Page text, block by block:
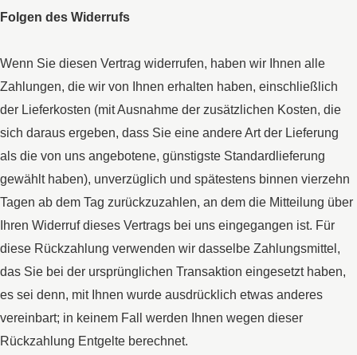
Folgen des Widerrufs
Wenn Sie diesen Vertrag widerrufen, haben wir Ihnen alle
Zahlungen, die wir von Ihnen erhalten haben, einschließlich
der Lieferkosten (mit Ausnahme der zusätzlichen Kosten, die
sich daraus ergeben, dass Sie eine andere Art der Lieferung
als die von uns angebotene, günstigste Standardlieferung
gewählt haben), unverzüglich und spätestens binnen vierzehn
Tagen ab dem Tag zurückzuzahlen, an dem die Mitteilung über
Ihren Widerruf dieses Vertrags bei uns eingegangen ist. Für
diese Rückzahlung verwenden wir dasselbe Zahlungsmittel,
das Sie bei der ursprünglichen Transaktion eingesetzt haben,
es sei denn, mit Ihnen wurde ausdrücklich etwas anderes
vereinbart; in keinem Fall werden Ihnen wegen dieser
Rückzahlung Entgelte berechnet.